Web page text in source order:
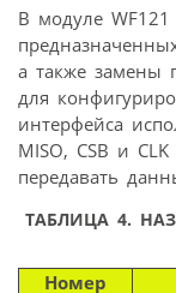
В модуле WF121
а также замены
для
интерфейса
MISO, CSB и
передавать
ТАБЛИЦА 4.
Номер